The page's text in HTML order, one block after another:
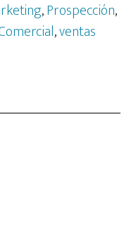
,Prospección,
,ventas